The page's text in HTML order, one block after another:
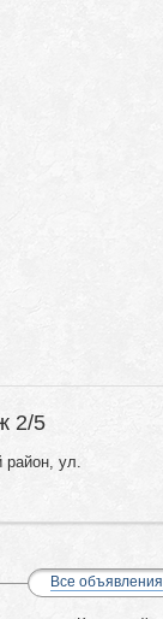
2/5
район, ул.
Все объявления